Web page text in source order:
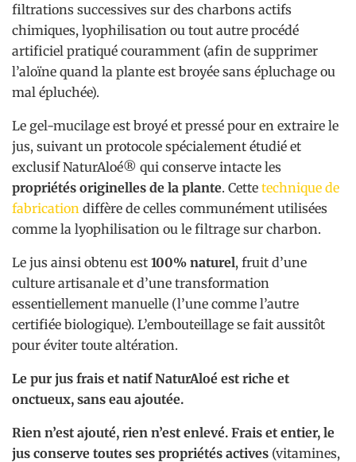
filtrations successives sur des charbons actifs
chimiques, lyophilisation ou tout autre procédé
artificiel pratiqué couramment (afin de supprimer
l’aloïne quand la plante est broyée sans épluchage ou
mal épluchée).
Le gel-mucilage est broyé et pressé pour en extraire le
jus, suivant un protocole spécialement étudié et
exclusif NaturAloé® qui conserve intacte les
propriétés originelles de la plante. Cette technique de
fabrication diffère de celles communément utilisées
comme la lyophilisation ou le filtrage sur charbon.
Le jus ainsi obtenu est 100% naturel, fruit d’une
culture artisanale et d’une transformation
essentiellement manuelle (l’une comme l’autre
certifiée biologique). L’embouteillage se fait aussitôt
pour éviter toute altération.
Le pur jus frais et natif NaturAloé est riche et
onctueux, sans eau ajoutée.
Rien n’est ajouté, rien n’est enlevé. Frais et entier, le
jus conserve toutes ses propriétés actives (vitamines,